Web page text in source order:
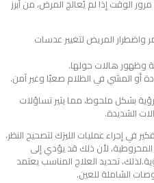
الوقت إذا لم يُعالج المرض، من أبرز
واضطرار المريض لتغيير عدسات
وظهور هالات حولها.
أو المشي في الظلام صعبًا وغير آمن.
بشكل ملحوظ، مما يثير تساؤلات
الشديدة.
في إجراء عمليات الليزك لتصحيح النظر،
لأن ذلك قد يؤدي إلى
لذلك، تحديد العلاج المناسب يعتمد
الشاملة للعين.